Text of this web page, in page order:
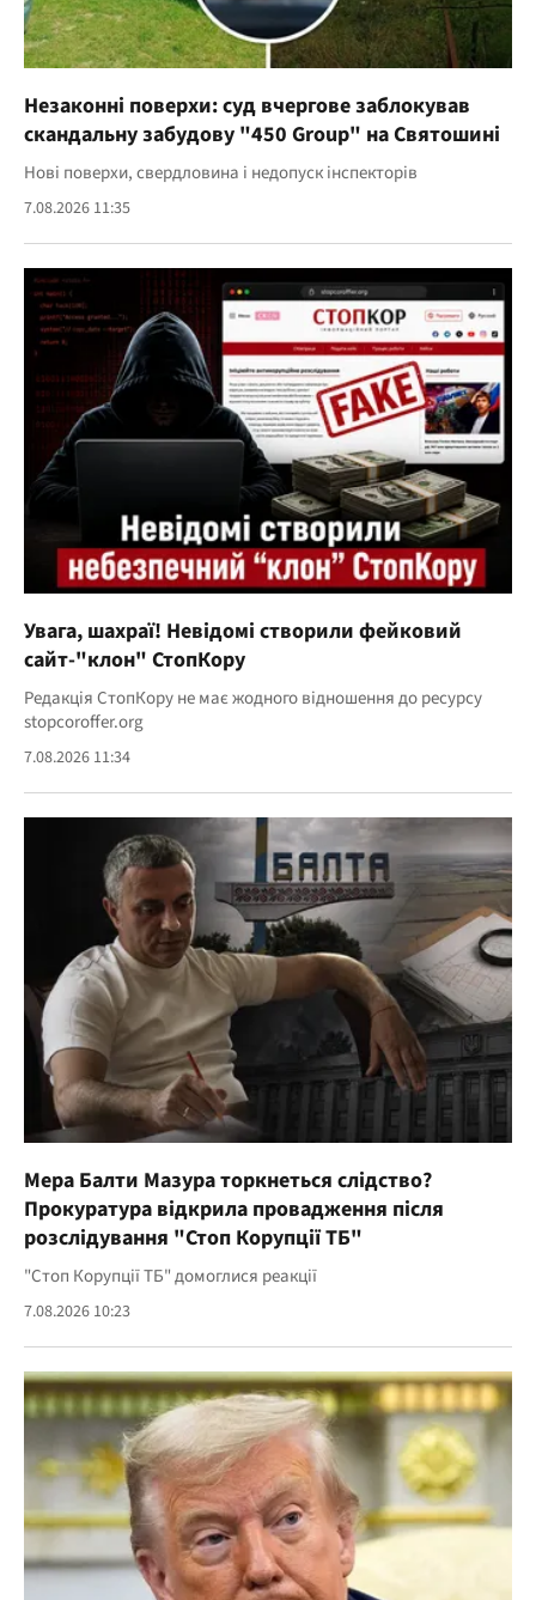
Незаконні поверхи: суд вчергове заблокував
скандальну забудову "450 Group" на Святошині
Нові поверхи, свердловина і недопуск інспекторів
7.08.2026 11:35
Увага, шахраї! Невідомі створили фейковий
сайт-"клон" СтопКору
Редакція СтопКору не має жодного відношення до ресурсу
stopcoroffer.org
7.08.2026 11:34
Мера Балти Мазура торкнеться слідство?
Прокуратура відкрила провадження після
розслідування "Стоп Корупції ТБ"
"Стоп Корупції ТБ" домоглися реакції
7.08.2026 10:23